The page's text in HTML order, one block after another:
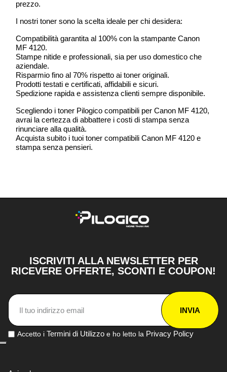
prezzo.
I nostri toner sono la scelta ideale per chi desidera:
Compatibilità garantita al 100% con la stampante Canon
MF 4120.
Stampe nitide e professionali, sia per uso domestico che
aziendale.
Risparmio fino al 70% rispetto ai toner originali.
Prodotti testati e certificati, affidabili e sicuri.
Spedizione rapida e assistenza clienti sempre disponibile.
Scegliendo i toner Pilogico compatibili per Canon MF 4120,
avrai la certezza di abbattere i costi di stampa senza
rinunciare alla qualità.
Acquista subito i tuoi toner compatibili Canon MF 4120 e
stampa senza pensieri.
ISCRIVITI ALLA NEWSLETTER PER
RICEVERE OFFERTE, SCONTI E COUPON!
INVIA
Accetto i Termini di Utilizzo e ho letto la Privacy Policy